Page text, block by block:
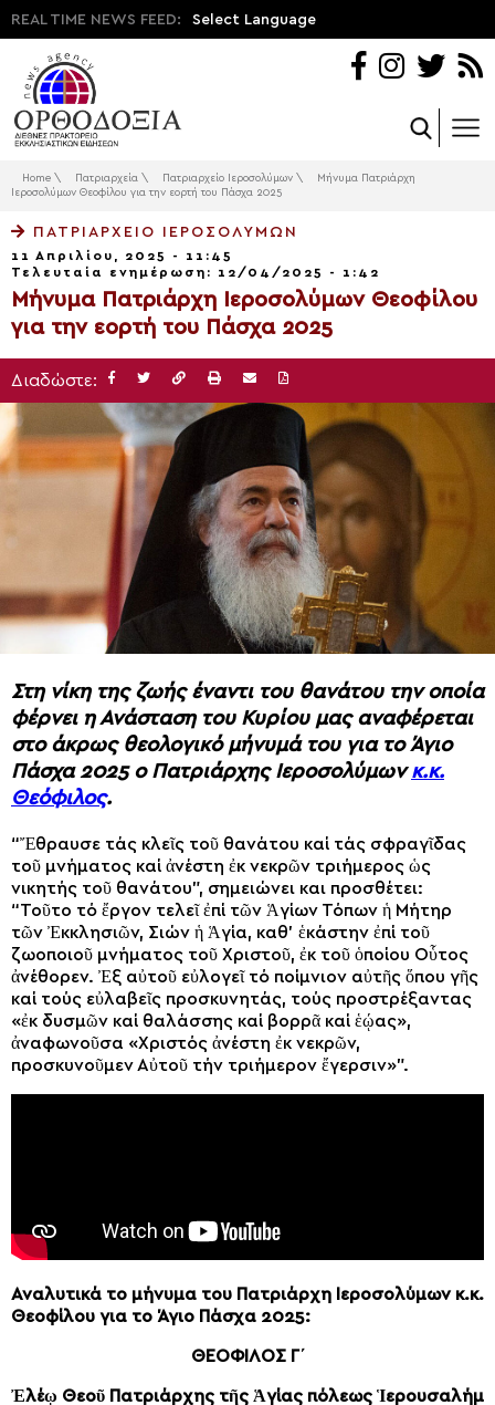
REAL TIME NEWS FEED: Select Language
Home \ Πατριαρχεία \ Πατριαρχείο Ιεροσολύμων \
Μήνυμα Πατριάρχη
Ιεροσολύμων Θεοφίλου για την εορτή του Πάσχα 2025
ΠΑΤΡΙΑΡΧΕΊΟ ΙΕΡΟΣΟΛΎΜΩΝ
11 Απριλίου, 2025 - 11:45
Τελευταία ενημέρωση: 12/04/2025 - 1:42
Μήνυμα Πατριάρχη Ιεροσολύμων Θεοφίλου
για την εορτή του Πάσχα 2025
Διαδώστε:
Στη νίκη της ζωής έναντι του θανάτου την οποία
φέρνει η Ανάσταση του Κυρίου μας αναφέρεται
στο άκρως θεολογικό μήνυμά του για το Άγιο
Πάσχα 2025 ο Πατριάρχης Ιεροσολύμωνκ.κ.
Θεόφιλος.
“Ἔθραυσε τάς κλεῖς τοῦ θανάτου καί τάς σφραγῖδας
τοῦ μνήματος καί ἀνέστη ἐκ νεκρῶν τριήμερος ὡς
νικητής τοῦ θανάτου”, σημειώνει και προσθέτει:
“Τοῦτο τό ἔργον τελεῖ ἐπί τῶν Ἁγίων Τόπων ἡ Μήτηρ
τῶν Ἐκκλησιῶν, Σιών ἡ Ἁγία, καθ’ ἑκάστην ἐπί τοῦ
ζωοποιοῦ μνήματος τοῦ Χριστοῦ, ἐκ τοῦ ὁποίου Οὗτος
ἀνέθορεν. Ἐξ αὐτοῦ εὐλογεῖ τό ποίμνιον αὐτῆς ὅπου γῆς
καί τούς εὐλαβεῖς προσκυνητάς, τούς προστρέξαντας
«ἐκ δυσμῶν καί θαλάσσης καί βορρᾶ καί ἑῴας»,
ἀναφωνοῦσα «Χριστός ἀνέστη ἐκ νεκρῶν,
προσκυνοῦμεν Αὐτοῦ τήν τριήμερον ἔγερσιν»”.
Αναλυτικά το μήνυμα του Πατριάρχη Ιεροσολύμων κ.κ.
Θεοφίλου για το Άγιο Πάσχα 2025:
ΘΕΟΦΙΛΟΣ Γ΄
Ἐλέῳ Θεοῦ Πατριάρχης τῆς Ἁγίας πόλεως Ἱερουσαλήμ